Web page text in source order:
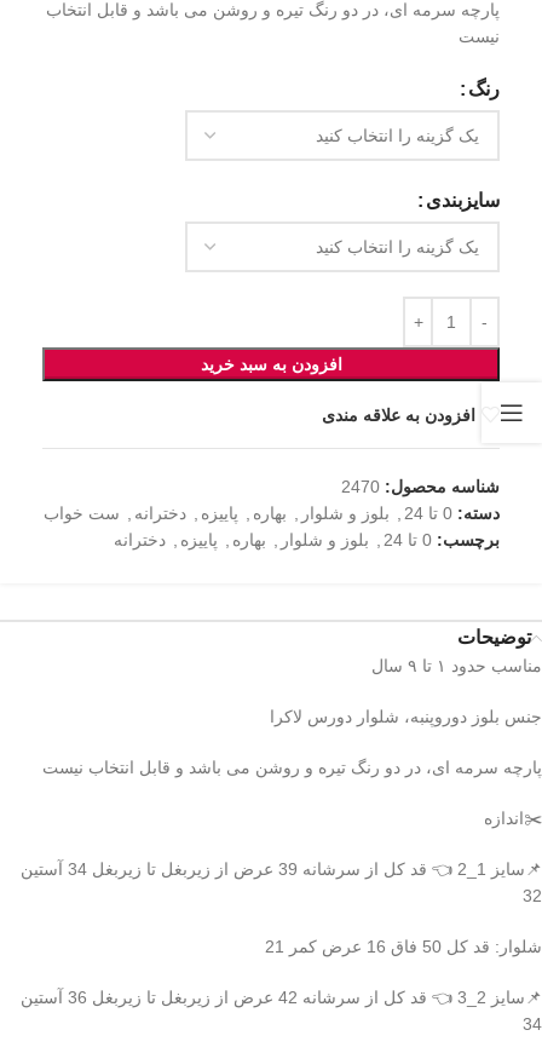
پارچه سرمه ای، در دو رنگ تیره و روشن می باشد و قابل انتخاب
نیست
رنگ
سایزبندی
افزودن به سبد خرید
افزودن به علاقه مندی
شناسه محصول: 2470
دسته: 0 تا 24 , بلوز و شلوار , بهاره , پاییزه , دخترانه , ست خواب
برچسب: 0 تا 24 , بلوز و شلوار , بهاره , پاییزه , دخترانه
توضیحات
مناسب حدود ۱ تا ۹ سال
جنس بلوز دوروپنبه، شلوار دورس لاکرا
پارچه سرمه ای، در دو رنگ تیره و روشن می باشد و قابل انتخاب نیست
✂️اندازه
📌سایز 1_2 👈 قد کل از سرشانه 39 عرض از زیربغل تا زیربغل 34 آستین
32
شلوار: قد کل 50 فاق 16 عرض کمر 21
📌سایز 2_3 👈 قد کل از سرشانه 42 عرض از زیربغل تا زیربغل 36 آستین
34